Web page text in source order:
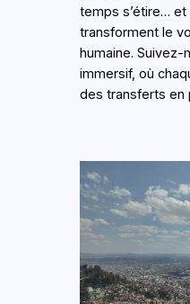
temps s’étire…
transforment le
humaine.
immersif, où
des transferts en